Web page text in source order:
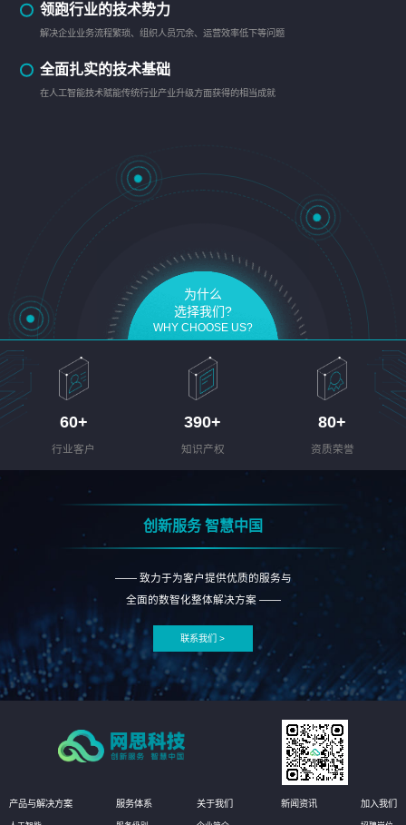
领跑行业的技术势力
解决企业业务流程繁琐、组织人员冗余、运营效率低下等问题
全面扎实的技术基础
在人工智能技术赋能传统行业产业升级方面获得的相当成就
为什么
选择我们?
WHY CHOOSE US?
60+
行业客户
390+
知识产权
80+
资质荣誉
创新服务 智慧中国
—— 致力于为客户提供优质的服务与
全面的数智化整体解决方案 ——
联系我们 >
产品与解决方案 服务体系 关于我们 新闻资讯 加入我们